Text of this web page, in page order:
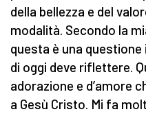
della bellezza e del
modalità. Secondo la
questa è una
di oggi deve riflettere.
adorazione e d’amore
a Gesù Cristo. Mi fa